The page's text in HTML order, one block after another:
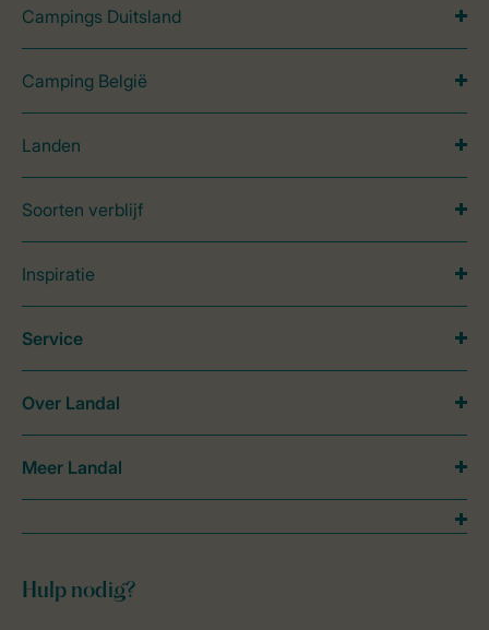
Campings Duitsland
Camping België
Landen
Soorten verblijf
Inspiratie
Hulp nodig?
Service
Over Landal
Meer Landal